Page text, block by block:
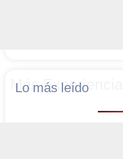
Más Experiencias
Lo más leído